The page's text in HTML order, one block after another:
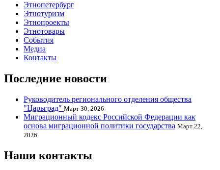
Этнопетербург
Этнотуризм
Этнопроекты
Этнотовары
События
Медиа
Контакты
Последние новости
Руководитель регионального отделения общества
"Царьград" Март 30, 2026
Миграционный кодекс Российской Федерации как
основа миграционной политики государства Март 22,
2026
Наши контакты